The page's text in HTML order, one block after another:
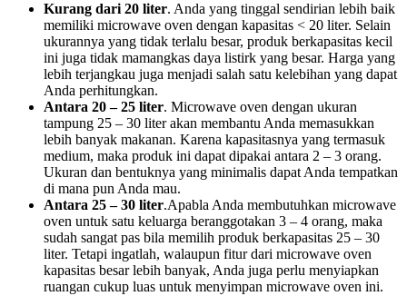
Kurang dari 20 liter. Anda yang tinggal sendirian lebih baik
memiliki microwave oven dengan kapasitas < 20 liter. Selain
ukurannya yang tidak terlalu besar, produk berkapasitas kecil
ini juga tidak mamangkas daya listirk yang besar. Harga yang
lebih terjangkau juga menjadi salah satu kelebihan yang dapat
Anda perhitungkan.
Antara 20 – 25 liter. Microwave oven dengan ukuran
tampung 25 – 30 liter akan membantu Anda memasukkan
lebih banyak makanan. Karena kapasitasnya yang termasuk
medium, maka produk ini dapat dipakai antara 2 – 3 orang.
Ukuran dan bentuknya yang minimalis dapat Anda tempatkan
di mana pun Anda mau.
Antara 25 – 30 liter.Apabla Anda membutuhkan microwave
oven untuk satu keluarga beranggotakan 3 – 4 orang, maka
sudah sangat pas bila memilih produk berkapasitas 25 – 30
liter. Tetapi ingatlah, walaupun fitur dari microwave oven
kapasitas besar lebih banyak, Anda juga perlu menyiapkan
ruangan cukup luas untuk menyimpan microwave oven ini.